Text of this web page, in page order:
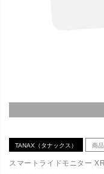
TANAX（タナックス） 商
スマートライドモニター